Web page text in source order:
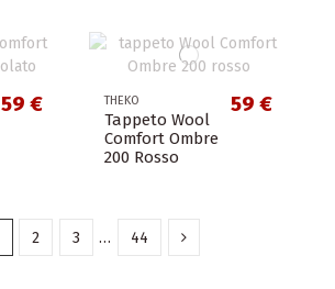
59 € THEKO
Tappeto Wool
Comfort Ombre
200 Rosso
59 €
2 3 … 44